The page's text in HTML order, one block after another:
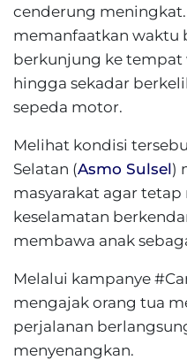
cenderung
memanfaatkan waktu
berkunjung ke tempat
hingga sekadar
sepeda motor.
Melihat kondisi
Selatan (Asmo Sulsel)
masyarakat agar
keselamatan
membawa anak
Melalui kampanye
mengajak orang tua
perjalanan
menyenangkan.